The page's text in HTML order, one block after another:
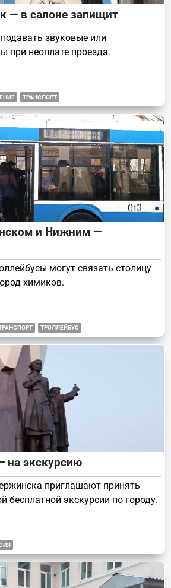
— в салоне запищит
звуковые или
при неоплате проезда.
ТРАНСПОРТ
и Нижним —
могут связать столицу
химиков.
ТРОЛЛЕЙБУС
на экскурсию
приглашают принять
бесплатной экскурсии по городу.